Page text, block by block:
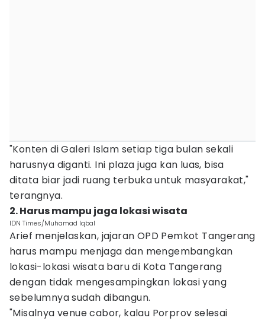
"Konten di Galeri Islam setiap tiga bulan sekali
harusnya diganti. Ini plaza juga kan luas, bisa
ditata biar jadi ruang terbuka untuk masyarakat,"
terangnya.
2. Harus mampu jaga lokasi wisata
IDN Times/Muhamad Iqbal
Arief menjelaskan, jajaran OPD Pemkot Tangerang
harus mampu menjaga dan mengembangkan
lokasi-lokasi wisata baru di Kota Tangerang
dengan tidak mengesampingkan lokasi yang
sebelumnya sudah dibangun.
"Misalnya venue cabor, kalau Porprov selesai